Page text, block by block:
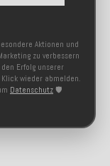
Aktionen und
zu verbessern
Erfolg unserer
wieder abmelden.
Datenschutz 🛡️